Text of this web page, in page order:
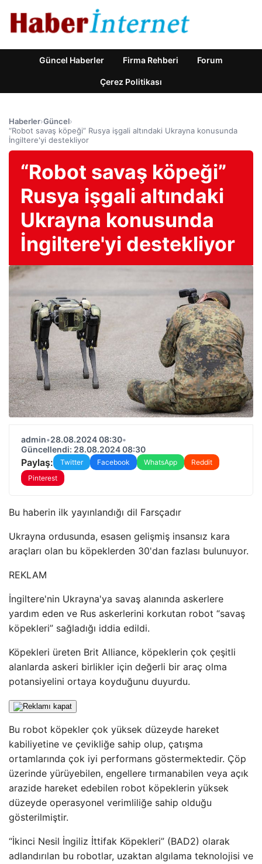
Güncel Haberler Firma Rehberi Forum
Çerez Politikası
Haberler›Güncel›
“Robot savaş köpeği” Rusya işgali altındaki Ukrayna konusunda
İngiltere'yi destekliyor
“Robot savaş köpeği”
Rusya işgali altındaki
Ukrayna konusunda
İngiltere'yi destekliyor
admin•28.08.2024 08:30•
Güncellendi: 28.08.2024 08:30
Paylaş: Twitter Facebook WhatsApp
Reddit
Pinterest
Bu haberin ilk yayınlandığı dil Farsçadır
Ukrayna ordusunda, esasen gelişmiş insansız kara
araçları olan bu köpeklerden 30'dan fazlası bulunuyor.
REKLAM
İngiltere'nin Ukrayna'ya savaş alanında askerlere
yardım eden ve Rus askerlerini korkutan robot “savaş
köpekleri” sağladığı iddia edildi.
Köpekleri üreten Brit Alliance, köpeklerin çok çeşitli
alanlarda askeri birlikler için değerli bir araç olma
potansiyelini ortaya koyduğunu duyurdu.
Bu robot köpekler çok yüksek düzeyde hareket
kabiliyetine ve çevikliğe sahip olup, çatışma
ortamlarında çok iyi performans göstermektedir. Çöp
üzerinde yürüyebilen, engellere tırmanabilen veya açık
arazide hareket edebilen robot köpeklerin yüksek
düzeyde operasyonel verimliliğe sahip olduğu
gösterilmiştir.
“İkinci Nesil İngiliz İttifak Köpekleri” (BAD2) olarak
adlandırılan bu robotlar, uzaktan algılama teknolojisi ve